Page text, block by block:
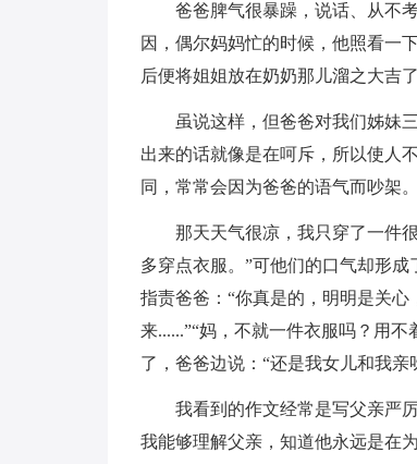
爸爸脾气很暴躁，说话、从不
因，偶尔妈妈忙的时候，他照看一
后便将姐姐放在奶奶那儿溜之大吉了
虽说这样，但爸爸对我们姊妹
出来的话就像是在呵斥，所以使人
同，常常会因为爸爸的语气而吵架。
那天天气很凉，我只穿了一件
多穿点衣服。”可他们的口气却形
指责爸爸：“你真是的，明明是关
来......”“妈，不就一件衣服吗？用
了，爸爸边说：“还是我女儿和我亲
我看到的作文经常是写父亲严
我能够理解父亲，知道他永远是在